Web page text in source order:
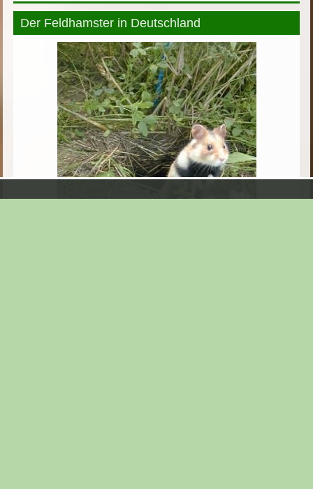
Der Feldhamster in Deutschland